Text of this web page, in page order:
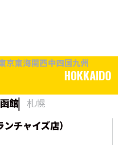
京東海関西中四国九州
HOKKAIDO
函館
札幌
チャイズ店）